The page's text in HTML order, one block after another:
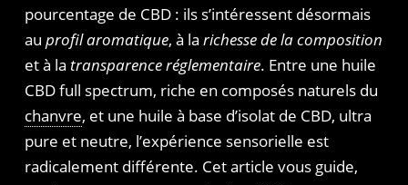
pourcentage de CBD : ils s’intéressent désormais
au profil aromatique, à la richesse de la composition
et à la transparence réglementaire. Entre une huile
CBD full spectrum, riche en composés naturels du
chanvre, et une huile à base d’isolat de CBD, ultra
pure et neutre, l’expérience sensorielle est
radicalement différente. Cet article vous guide,